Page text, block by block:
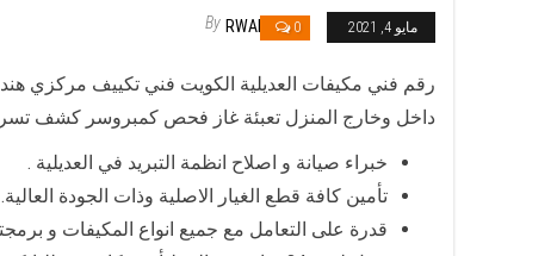
مايو 4, 2021 0
By RWAN
داخل وخارج المنزل تعبئة غاز فحص كمبروسر كشف
خبراء صيانة و اصلاح انظمة التبريد في العديلية .
تأمين كافة قطع الغيار الاصلية وذات الجودة العالية.
قدرة على التعامل مع جميع انواع المكيفات و